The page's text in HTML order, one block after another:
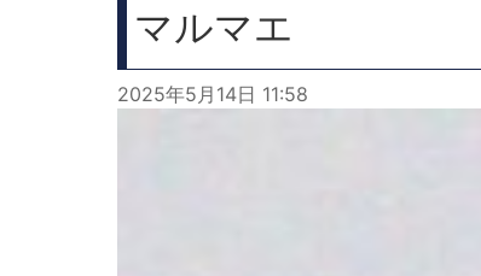
マルマエ
2025年5月14日 11:58